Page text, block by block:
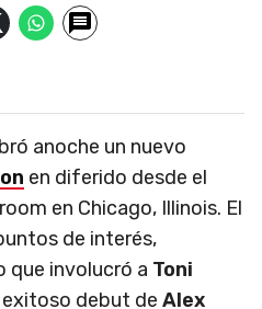
anoche un nuevo
en diferido desde el
en Chicago, Illinois. El
de interés,
que involucró a Toni
debut de Alex